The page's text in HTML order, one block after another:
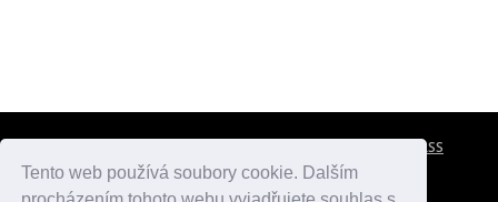
Tento web používá soubory cookie. Dalším
RSS